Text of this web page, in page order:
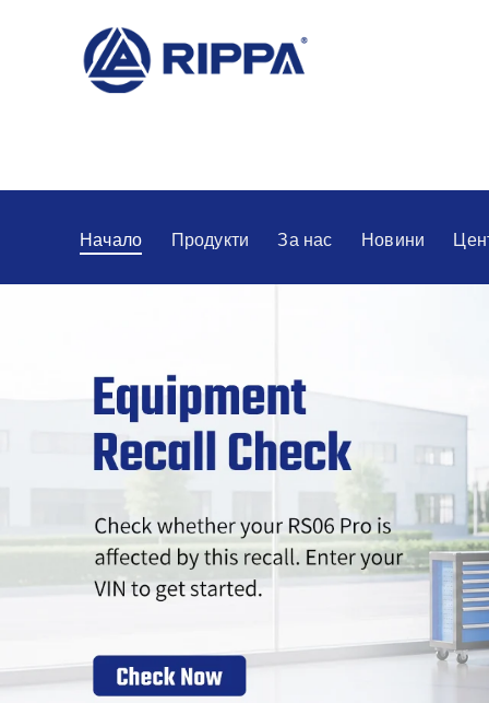
Начало Продукти За нас Новини